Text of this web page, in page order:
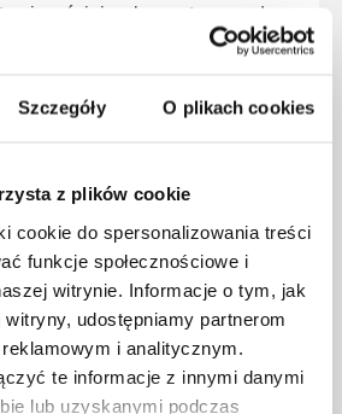
Szczegóły O plikach cookies
z plików cookie
cookie do spersonalizowania treści
funkcje społecznościowe i
witrynie. Informacje o tym, jak
udostępniamy partnerom
i analitycznym.
te informacje z innymi danymi
lub uzyskanymi podczas
najczęściej wykorzystywany do
tekstowych, zaś Excel do
SPACJA
określający spację, która
razem i nie rozłącza ich przy
bądź układu tekstu.